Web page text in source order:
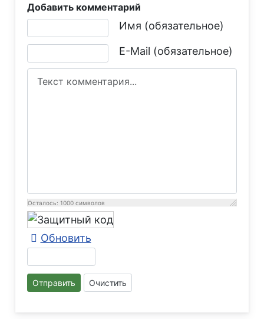
Добавить комментарий
Имя (обязательное)
E-Mail (обязательное)
Текст комментария
Осталось: 1000 символов
Обновить
Отправить Очистить